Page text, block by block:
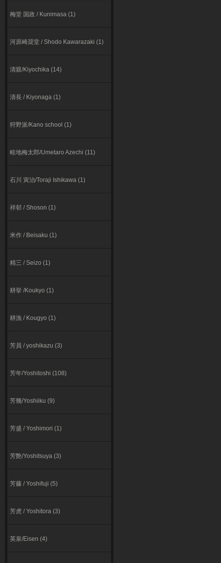
梅堂 国政 / Kunimasa (1)
河原崎奨堂 / Shodo Kawarazaki (1)
清親/Kiyochika (14)
清長 / Kiyonaga (1)
狩野派/Kano school (1)
畦地梅太郎/Umetaro Azechi (11)
石川 寅治/Toraji Ishikawa (1)
祥邨 / Shoson (1)
米作 / Beisaku (1)
精三 / Seizo (1)
耕挙 /Koukyo (1)
耕漁 / Kougyo (1)
芳員 / yoshikazu (3)
芳年/Yoshitoshi (108)
芳幾/Yoshiiku (9)
芳盛 / Yoshimori (1)
芳艶/Yoshitsuya (3)
芳藤 / Yoshifuji (5)
芳虎 / Yoshitora (3)
英泉/Eisen (4)